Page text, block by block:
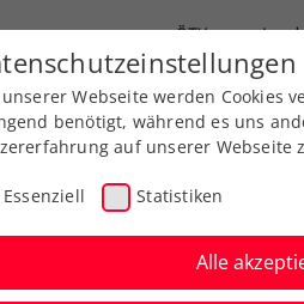
ÖTV
Ausbildungen Services
Webseite werden Cookies
benötigt, während es uns
auf unserer Webseite
Essenziell Statistiken
Alle